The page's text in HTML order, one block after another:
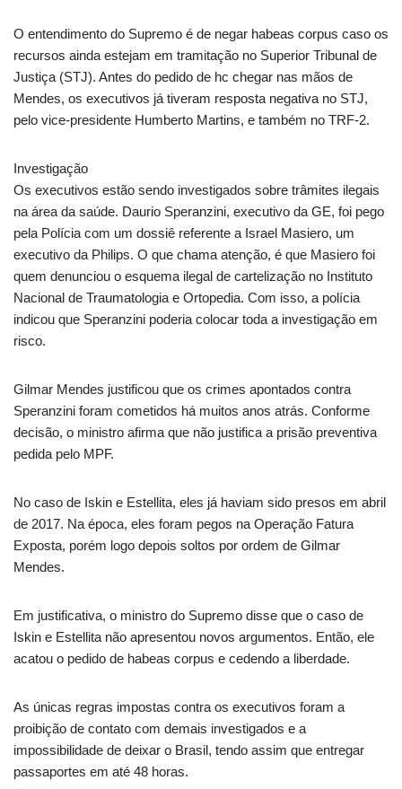
O entendimento do Supremo é de negar habeas corpus caso os
recursos ainda estejam em tramitação no Superior Tribunal de
Justiça (STJ). Antes do pedido de hc chegar nas mãos de
Mendes, os executivos já tiveram resposta negativa no STJ,
pelo vice-presidente Humberto Martins, e também no TRF-2.
Investigação
Os executivos estão sendo investigados sobre trâmites ilegais
na área da saúde. Daurio Speranzini, executivo da GE, foi pego
pela Polícia com um dossiê referente a Israel Masiero, um
executivo da Philips. O que chama atenção, é que Masiero foi
quem denunciou o esquema ilegal de cartelização no Instituto
Nacional de Traumatologia e Ortopedia. Com isso, a polícia
indicou que Speranzini poderia colocar toda a investigação em
risco.
Gilmar Mendes justificou que os crimes apontados contra
Speranzini foram cometidos há muitos anos atrás. Conforme
decisão, o ministro afirma que não justifica a prisão preventiva
pedida pelo MPF.
No caso de Iskin e Estellita, eles já haviam sido presos em abril
de 2017. Na época, eles foram pegos na Operação Fatura
Exposta, porém logo depois soltos por ordem de Gilmar
Mendes.
Em justificativa, o ministro do Supremo disse que o caso de
Iskin e Estellita não apresentou novos argumentos. Então, ele
acatou o pedido de habeas corpus e cedendo a liberdade.
As únicas regras impostas contra os executivos foram a
proibição de contato com demais investigados e a
impossibilidade de deixar o Brasil, tendo assim que entregar
passaportes em até 48 horas.